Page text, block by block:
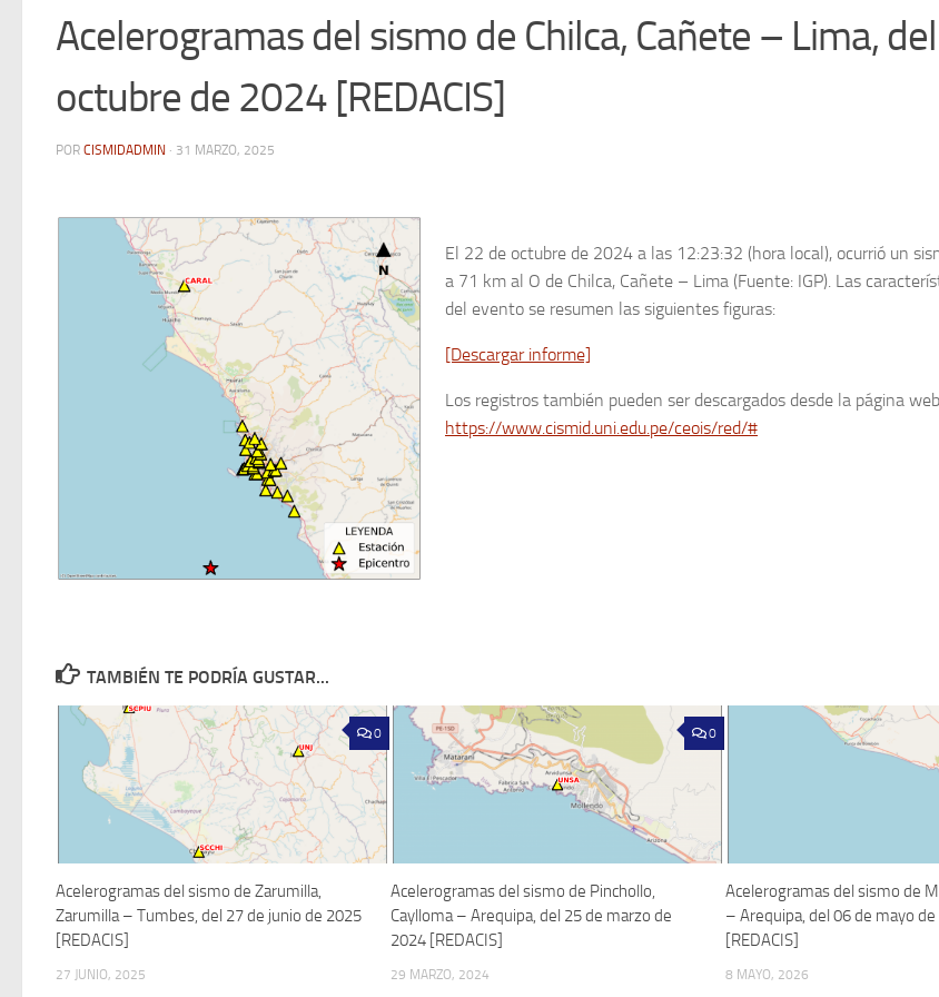
Acelerogramas del sismo de Chilca, Cañete – Lima,
octubre de 2024 [REDACIS]
POR CISMIDADMIN · 31 MARZO, 2025
El 22 de octubre de 2024 a las 12:23:32 (hora local), ocurrió un
a 71 km al O de Chilca, Cañete – Lima (Fuente: IGP). Las
del evento se resumen las siguientes figuras:
[Descargar informe]
Los registros también pueden ser descargados desde la página
https://www.cismid.uni.edu.pe/ceois/red/#
TAMBIÉN TE PODRÍA GUSTAR...
0
Acelerogramas del sismo de Zarumilla,
Zarumilla – Tumbes, del 27 de junio de 2025
[REDACIS]
27 JUNIO, 2025
0
Acelerogramas del sismo de Pinchollo,
Caylloma – Arequipa, del 25 de marzo de
2024 [REDACIS]
29 MARZO, 2024
Acelerogramas del sismo de
– Arequipa, del 06 de mayo
[REDACIS]
8 MAYO, 2026